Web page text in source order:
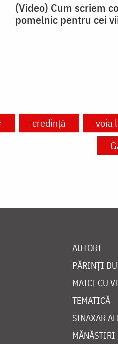
(Video) Cum scriem
pomelnic pentru cei
credință voia
AUTORI
PĂRINȚI
MAICI CU
TEMATICĂ
SINAXAR